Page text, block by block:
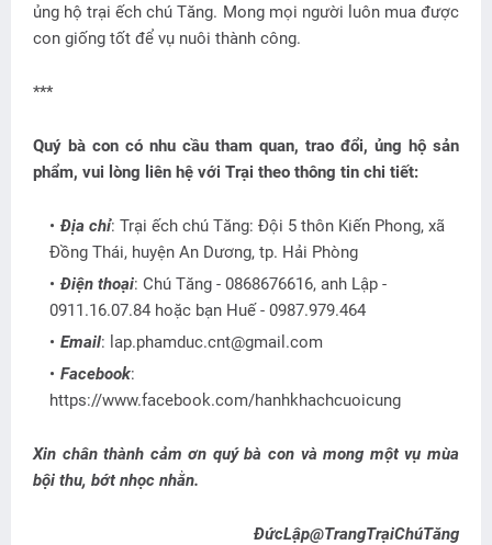
ủng hộ trại ếch chú Tăng. Mong mọi người luôn mua được
con giống tốt để vụ nuôi thành công.
***
Quý bà con có nhu cầu tham quan, trao đổi, ủng hộ sản
phẩm, vui lòng liên hệ với Trại theo thông tin chi tiết:
Địa chỉ: Trại ếch chú Tăng: Đội 5 thôn Kiến Phong, xã
Đồng Thái, huyện An Dương, tp. Hải Phòng
Điện thoại: Chú Tăng - 0868676616, anh Lập -
0911.16.07.84 hoặc bạn Huế - 0987.979.464
Email: lap.phamduc.cnt@gmail.com
Facebook:
https://www.facebook.com/hanhkhachcuoicung
Xin chân thành cảm ơn quý bà con và mong một vụ mùa
bội thu, bớt nhọc nhằn.
ĐứcLập@TrangTrạiChúTăng